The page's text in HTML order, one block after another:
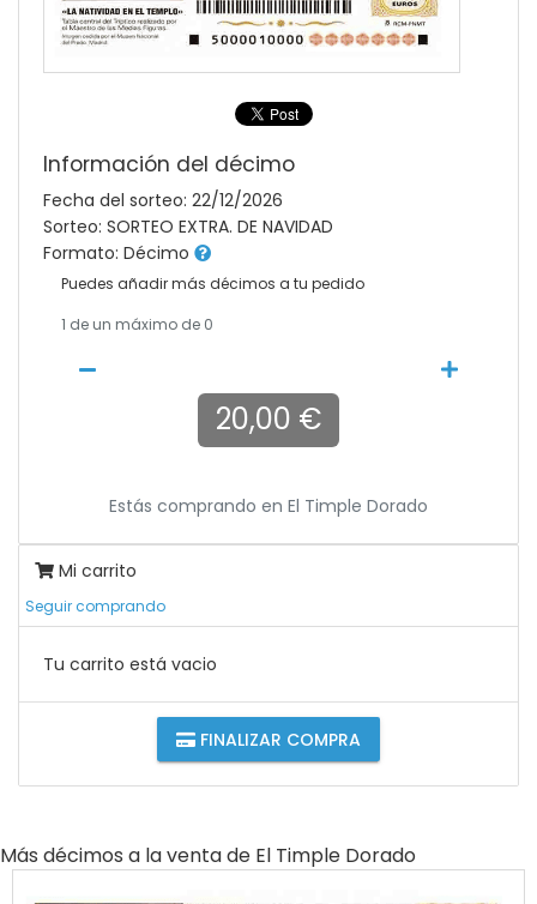
Información del décimo
Fecha del sorteo: 22/12/2026
Sorteo: SORTEO EXTRA. DE NAVIDAD
Formato: Décimo
Puedes añadir más décimos a tu pedido
1 de un máximo de 0
20,00 €
Estás comprando en El Timple Dorado
Mi carrito
Seguir comprando
Tu carrito está vacio
FINALIZAR COMPRA
Más décimos a la venta de El Timple Dorado